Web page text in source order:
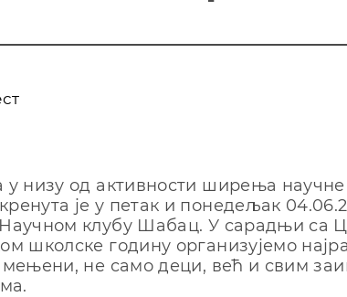
у низу од активности ширења
је у петак и понедељак
клубу Шабац. У сарадњи са
школске годину организујемо
не само деци, већ и свим